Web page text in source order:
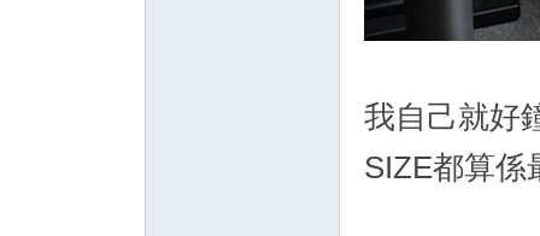
我自己就好
SIZE都算係